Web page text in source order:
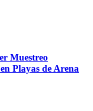
Muestreo
Playas de Arena